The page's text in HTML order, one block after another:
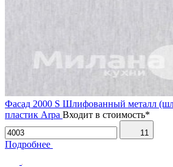
Фасад 2000 S Шлифованный металл
пластик Arpa Входит в стоимость*
11
Подробнее